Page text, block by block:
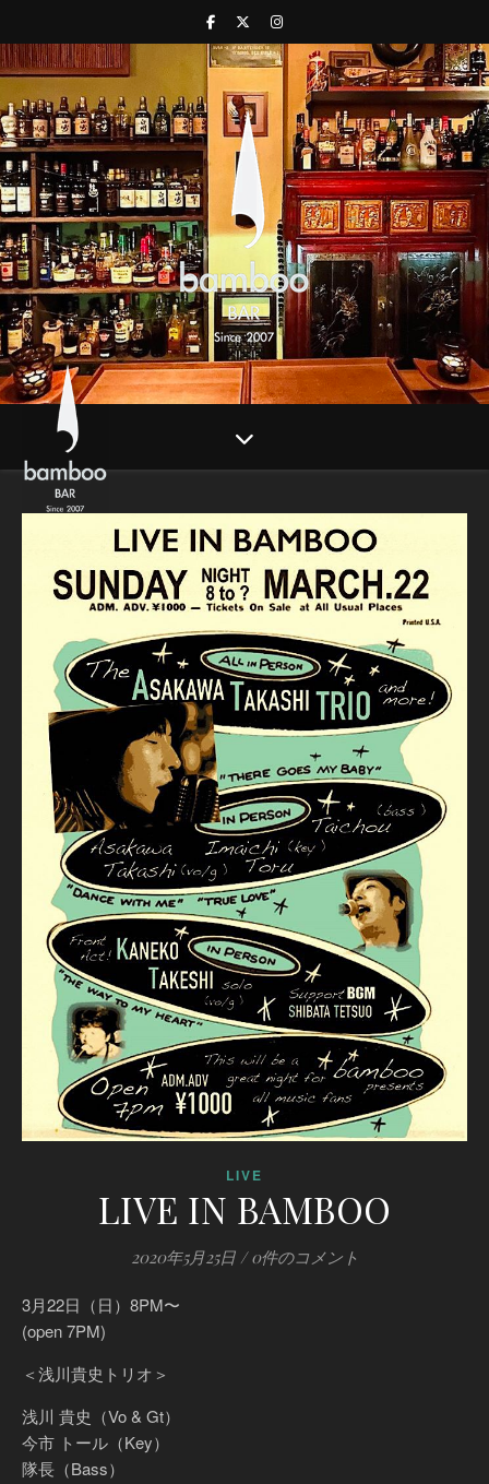
LIVE
LIVE IN BAMBOO
2020年5月25日 / 0件のコメント
3月22日（日）8PM〜
(open 7PM)
＜浅川貴史トリオ＞
浅川 貴史（Vo & Gt）
今市 トール（Key）
隊長（Bass）